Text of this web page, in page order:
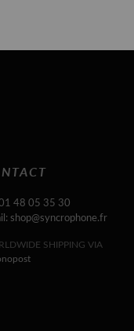
48 05 35 30
shop@syncrophone.fr
SHIPPING VIA